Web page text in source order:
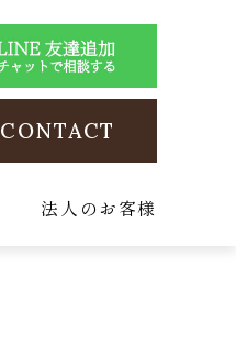
CONTACT
法人のお客様